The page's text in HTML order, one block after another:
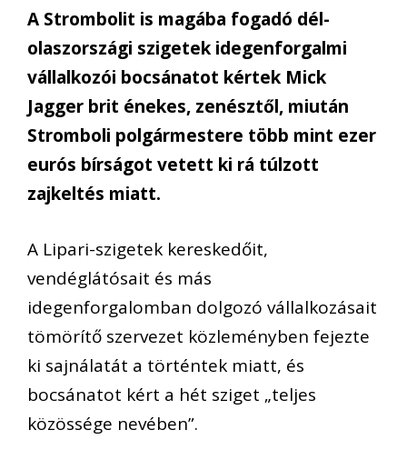
A Strombolit is magába fogadó dél-
olaszországi szigetek idegenforgalmi
vállalkozói bocsánatot kértek Mick
Jagger brit énekes, zenésztől, miután
Stromboli polgármestere több mint ezer
eurós bírságot vetett ki rá túlzott
zajkeltés miatt.
A Lipari-szigetek kereskedőit,
vendéglátósait és más
idegenforgalomban dolgozó vállalkozásait
tömörítő szervezet közleményben fejezte
ki sajnálatát a történtek miatt, és
bocsánatot kért a hét sziget „teljes
közössége nevében”.